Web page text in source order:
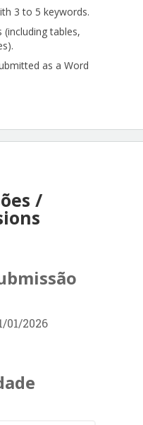
3 to 5 keywords.
(including tables,
as a Word
/
01/2026